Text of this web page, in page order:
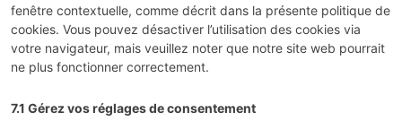
fenêtre contextuelle, comme décrit dans la présente politique de
cookies. Vous pouvez désactiver l’utilisation des cookies via
votre navigateur, mais veuillez noter que notre site web pourrait
ne plus fonctionner correctement.
7.1 Gérez vos réglages de consentement